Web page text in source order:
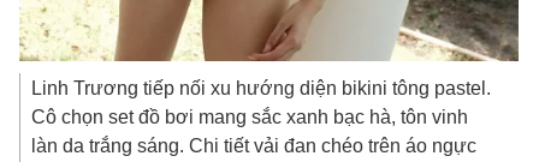
Linh Trương tiếp nối xu hướng diện bikini tông pastel.
Cô chọn set đồ bơi mang sắc xanh bạc hà, tôn vinh
làn da trắng sáng. Chi tiết vải đan chéo trên áo ngực